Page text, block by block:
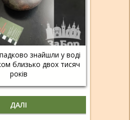
знайшли у воді
близько двох тисяч
років
ДАЛІ